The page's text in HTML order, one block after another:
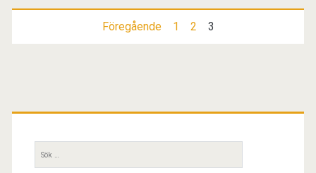
inreda
första
hemmet
Sidnumrering
Föregående 1 2 3
Primär
sidopanel
Sök
efter: